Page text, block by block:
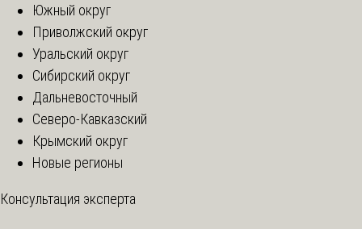
Южный округ
Приволжский округ
Уральский округ
Сибирский округ
Дальневосточный
Северо-Кавказский
Крымский округ
Новые регионы
Консультация эксперта